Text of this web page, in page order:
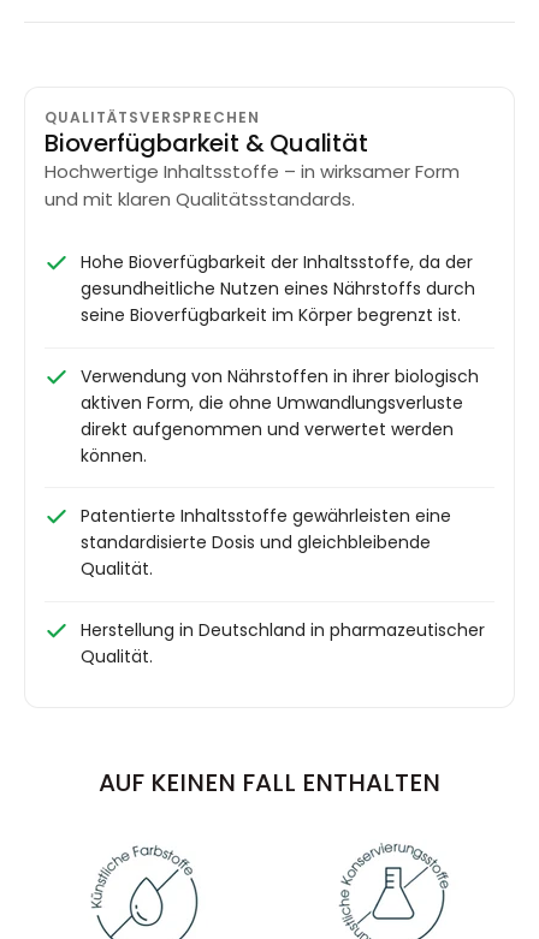
QUALITÄTSVERSPRECHEN
Bioverfügbarkeit & Qualität
Hochwertige Inhaltsstoffe – in wirksamer Form
und mit klaren Qualitätsstandards.
Hohe Bioverfügbarkeit der Inhaltsstoffe, da der
gesundheitliche Nutzen eines Nährstoffs durch
seine Bioverfügbarkeit im Körper begrenzt ist.
Verwendung von Nährstoffen in ihrer biologisch
aktiven Form, die ohne Umwandlungsverluste
direkt aufgenommen und verwertet werden
können.
Patentierte Inhaltsstoffe gewährleisten eine
standardisierte Dosis und gleichbleibende
Qualität.
Herstellung in Deutschland in pharmazeutischer
Qualität.
AUF KEINEN FALL ENTHALTEN